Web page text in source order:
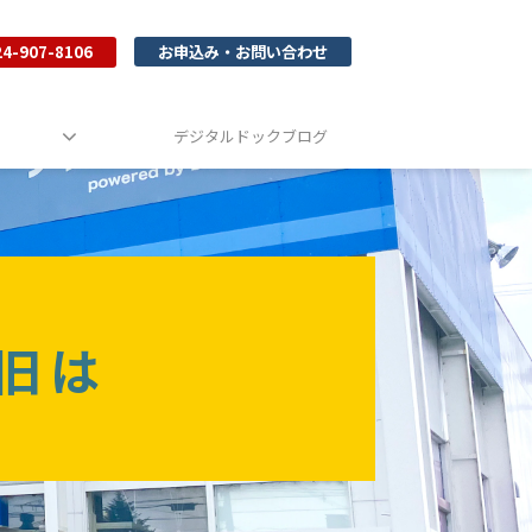
907-8106 お申込み・お問い合わせ
デジタルドックブログ
は